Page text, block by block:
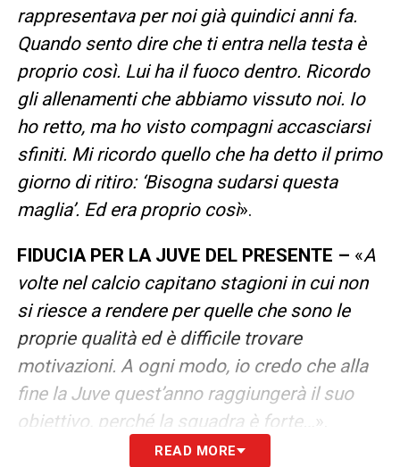
rappresentava per noi già quindici anni fa.
Quando sento dire che ti entra nella testa è
proprio così. Lui ha il fuoco dentro. Ricordo
gli allenamenti che abbiamo vissuto noi. Io
ho retto, ma ho visto compagni accasciarsi
sfiniti. Mi ricordo quello che ha detto il primo
giorno di ritiro: ‘Bisogna sudarsi questa
maglia’. Ed era proprio così».
FIDUCIA PER LA JUVE DEL PRESENTE – «A
volte nel calcio capitano stagioni in cui non
si riesce a rendere per quelle che sono le
proprie qualità ed è difficile trovare
motivazioni. A ogni modo, io credo che alla
fine la Juve quest’anno raggiungerà il suo
obiettivo, perché la squadra è forte… ».
READ MORE